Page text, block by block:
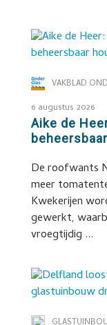
VAKBLAD
6 augustus 2026
Aike de
De roofwants
meer
Kwekerijen
gewerkt,
vroegtijdig ...